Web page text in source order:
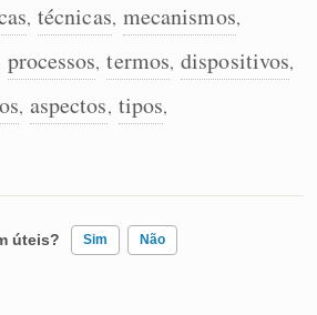
, técnicas, mecanismos,
processos, termos, dispositivos,
, aspectos, tipos,
úteis? Sim Não